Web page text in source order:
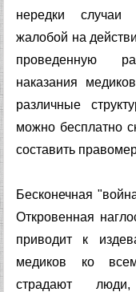
нередки случаи
жалобой на
проведенную
наказания
различные
можно бесплатно
составить
Бесконечная
Откровенная
приводит к
медиков ко
страдают